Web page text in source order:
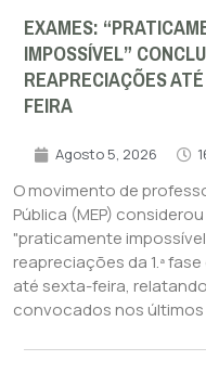
EXAMES:
IMPOSSÍVEL”
REAPRECIAÇÕES
FEIRA
Agosto 5, 2026
O movimento de
Pública (MEP)
"praticamente
reapreciações da 1.ª
até sexta-feira,
convocados nos últimos